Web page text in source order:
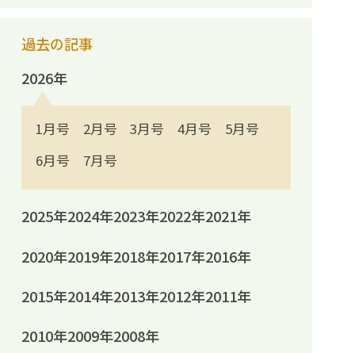
過去の記事
2026年
1月号 2月号 3月号 4月号
5月号
6月号
7月号
2025年2024年2023年2022年2021年
2020年2019年2018年2017年2016年
2015年2014年2013年2012年2011年
2010年2009年2008年